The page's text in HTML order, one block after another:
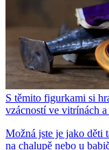
S těmito figurkami si
vzácností ve vitrínách
Možná jste je jako děti
na chalupě nebo u